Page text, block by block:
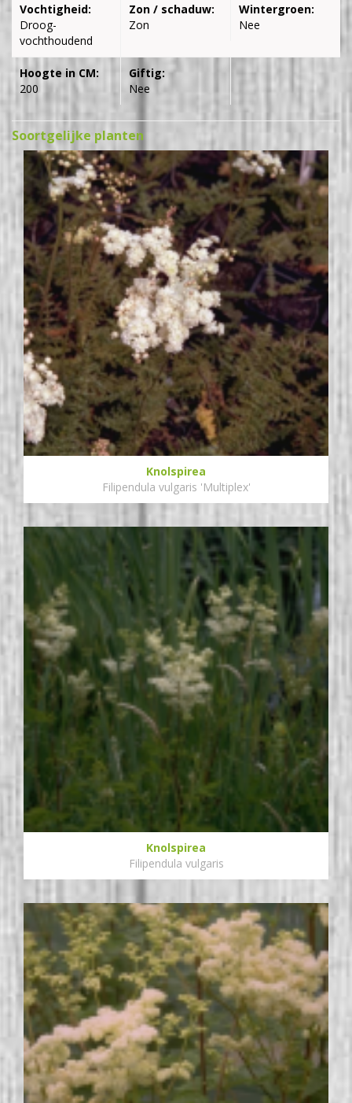
Vochtigheid:
Droog-
vochthoudend
Zon / schaduw:
Zon
Wintergroen:
Nee
Hoogte in CM:
200
Giftig:
Nee
Soortgelijke planten
Knolspirea
Filipendula vulgaris 'Multiplex'
Knolspirea
Filipendula vulgaris